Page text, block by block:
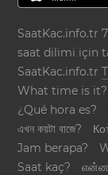
SaatKac.info.tr
saat dilimi için
SaatKac.info.tr
What time is it?
¿Qué hora es?
এখন কয়টা বাজে?
Jam berapa?
Saat kaç?
என்ன